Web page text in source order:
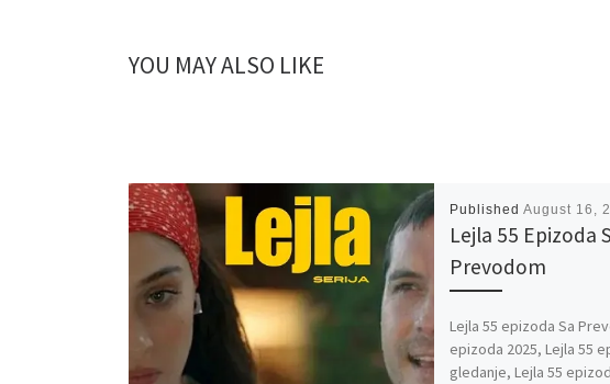
YOU MAY ALSO LIKE
Published August 16,
Lejla 55 Epizoda
Prevodom
Lejla 55 epizoda Sa
epizoda 2025, Lejla 55
gledanje, Lejla 55